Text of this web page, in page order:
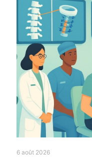
6 août 2026